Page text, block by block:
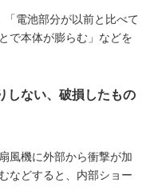
電池部分が以前と比べて
で本体が膨らむ」などを
しない、破損したもの
風機に外部から衝撃が加
などすると、内部ショー